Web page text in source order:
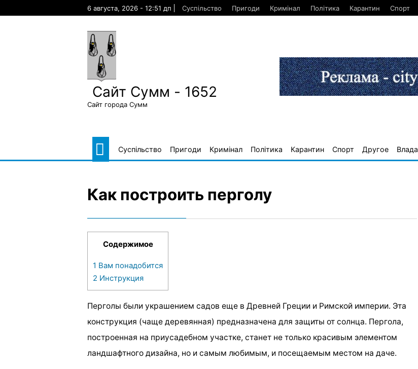
6 августа, 2026 - 12:51 дп Суспільство Пригоди Кримінал Політика Карантин Спорт
Сайт Сумм - 1652
Сайт города Сумм
Суспільство Пригоди Кримінал Політика Карантин Спорт Другое Влада
Как построить перголу
Содержимое
1 Вам понадобится
2 Инструкция
Перголы были украшением садов еще в Древней Греции и Римской империи. Эта
конструкция (чаще деревянная) предназначена для защиты от солнца. Пергола,
построенная на приусадебном участке, станет не только красивым элементом
ландшафтного дизайна, но и самым любимым, и посещаемым местом на даче.